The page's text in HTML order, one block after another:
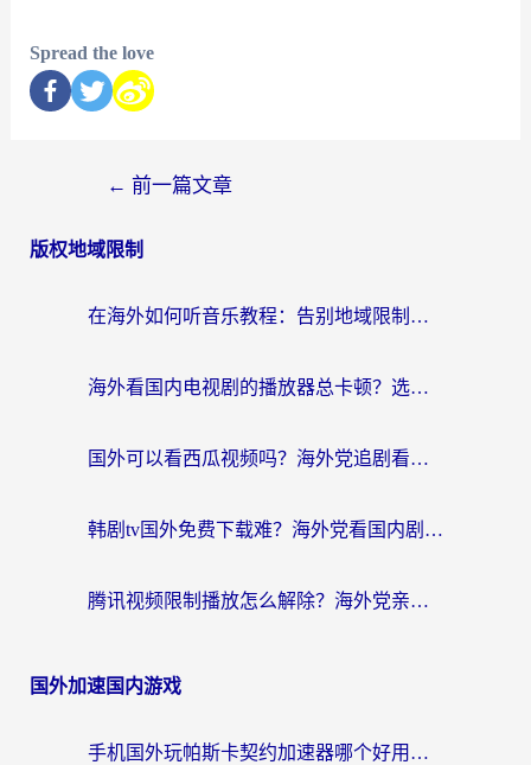
Spread the love
← 前一篇文章
版权地域限制
在海外如何听音乐教程：告别地域限制，随时听见国内的声音
海外看国内电视剧的播放器总卡顿？选对回国加速器才是关键
国外可以看西瓜视频吗？海外党追剧看片的终极解决方案
韩剧tv国外免费下载难？海外党看国内剧的加速器选择指南（附实用技巧）
腾讯视频限制播放怎么解除？海外党亲测有效的回国加速指南
国外加速国内游戏
手机国外玩帕斯卡契约加速器哪个好用？海外党国服游戏之路的救星